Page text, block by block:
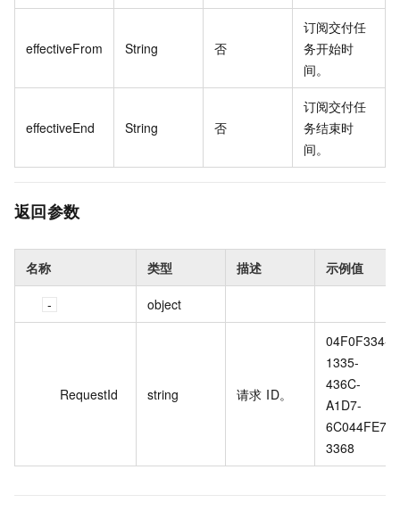
effectiveFrom String 否
订阅交付任
务开始时
间。
effectiveEnd String 否
订阅交付任
务结束时
间。
返回参数
名称 类型 描述 示例值
object
RequestId string 请求 ID。
04F0F334-
1335-
436C-
A1D7-
6C044FE7
3368